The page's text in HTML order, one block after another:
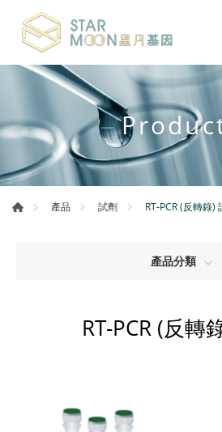
產品 試劑 RT-PCR (反轉錄)
產品分類
RT-PCR (反轉